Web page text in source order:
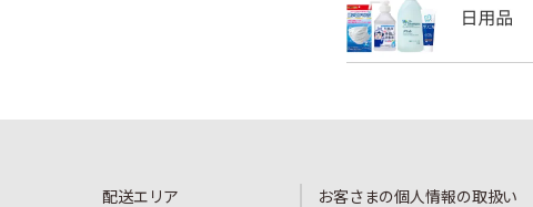
配送エリア
お客さまの個人情報の取扱い